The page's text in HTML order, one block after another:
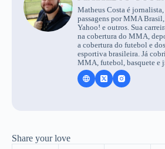
Matheus Costa é
passagens por MMA
Yahoo! e outros. Sua
na cobertura do MMA,
a cobertura do futebol e
esportiva brasileira. Já
MMA, futebol, basquete e
Share your love